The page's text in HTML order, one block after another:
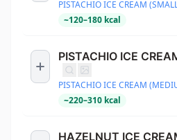
PISTACHIO ICE CREAM
~120–180 kcal
PISTACHIO ICE
PISTACHIO ICE CREAM
~220–310 kcal
HAZELNUT ICE